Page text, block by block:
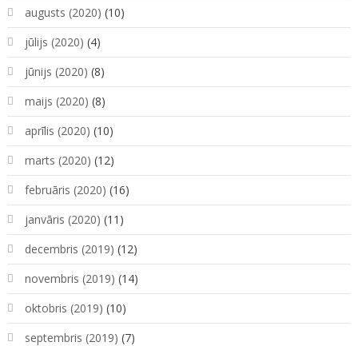
augusts (2020) (10)
jūlijs (2020) (4)
jūnijs (2020) (8)
maijs (2020) (8)
aprīlis (2020) (10)
marts (2020) (12)
februāris (2020) (16)
janvāris (2020) (11)
decembris (2019) (12)
novembris (2019) (14)
oktobris (2019) (10)
septembris (2019) (7)